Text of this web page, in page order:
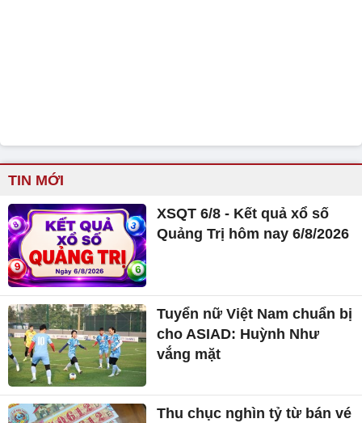
TIN MỚI
XSQT 6/8 - Kết quả xổ số
Quảng Trị hôm nay 6/8/2026
Tuyển nữ Việt Nam chuẩn bị
cho ASIAD: Huỳnh Như
vắng mặt
Thu chục nghìn tỷ từ bán vé